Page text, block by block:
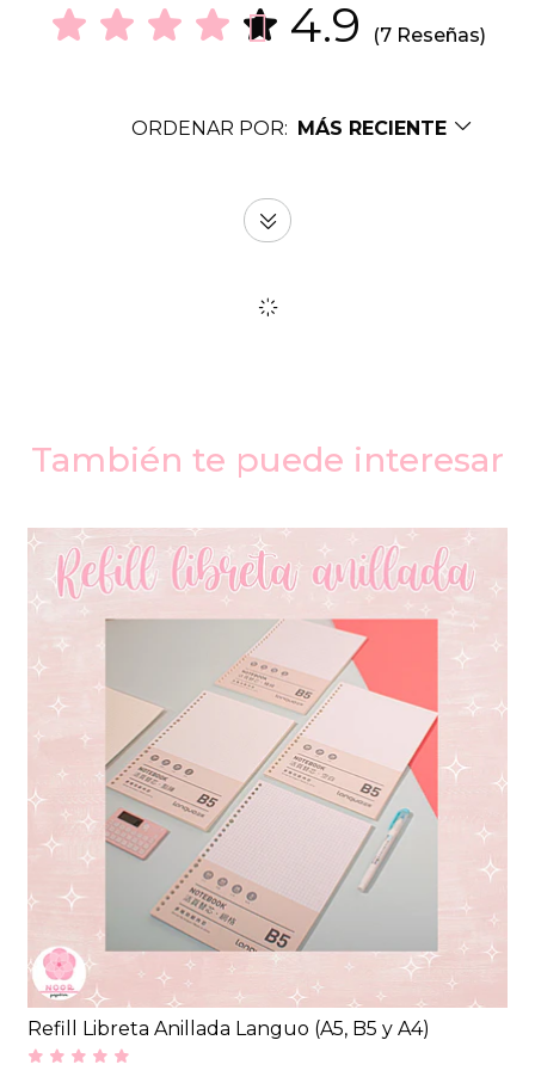
4.9 (7 Reseñas)
ORDENAR POR: MÁS RECIENTE
También te puede interesar
Refill Libreta Anillada Languo (A5, B5 y A4)